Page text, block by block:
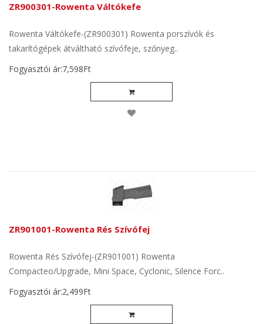
ZR900301-Rowenta Váltókefe
Rowenta Váltókefe-(ZR900301) Rowenta porszívók és
takarítógépek átváltható szívófeje, szőnyeg..
Fogyasztói ár:7,598Ft
ZR901001-Rowenta Rés Szívófej
Rowenta Rés Szívófej-(ZR901001) Rowenta
Compacteo/Upgrade, Mini Space, Cyclonic, Silence Forc..
Fogyasztói ár:2,499Ft